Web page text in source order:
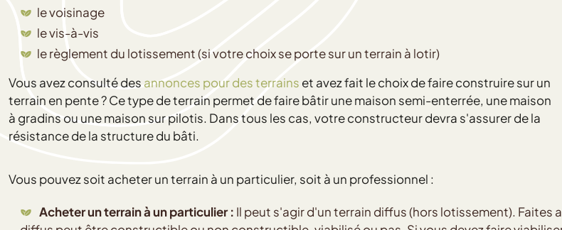
le voisinage
le vis-à-vis
le règlement du lotissement (si votre choix se porte sur un terrain à lotir)
Vous avez consulté des annonces pour des terrains et avez fait le choix de faire construire sur un
terrain en pente ? Ce type de terrain permet de faire bâtir une maison semi-enterrée, une maison
à gradins ou une maison sur pilotis. Dans tous les cas, votre constructeur devra s'assurer de la
résistance de la structure du bâti.
Vous pouvez soit acheter un terrain à un particulier, soit à un professionnel :
Acheter un terrain à un particulier : Il peut s'agir d'un terrain diffus (hors lotissement).